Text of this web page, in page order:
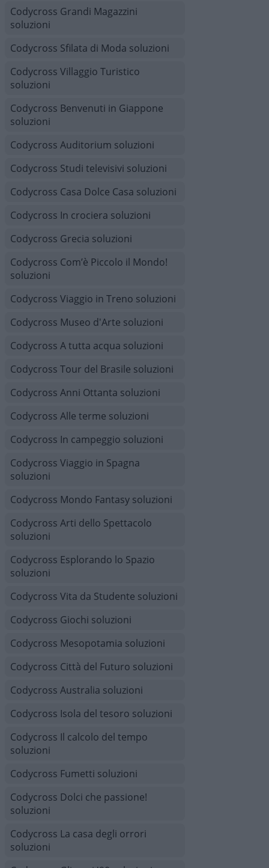
Codycross Grandi Magazzini
soluzioni
Codycross Sfilata di Moda soluzioni
Codycross Villaggio Turistico
soluzioni
Codycross Benvenuti in Giappone
soluzioni
Codycross Auditorium soluzioni
Codycross Studi televisivi soluzioni
Codycross Casa Dolce Casa soluzioni
Codycross In crociera soluzioni
Codycross Grecia soluzioni
Codycross Com’è Piccolo il Mondo!
soluzioni
Codycross Viaggio in Treno soluzioni
Codycross Museo d'Arte soluzioni
Codycross A tutta acqua soluzioni
Codycross Tour del Brasile soluzioni
Codycross Anni Ottanta soluzioni
Codycross Alle terme soluzioni
Codycross In campeggio soluzioni
Codycross Viaggio in Spagna
soluzioni
Codycross Mondo Fantasy soluzioni
Codycross Arti dello Spettacolo
soluzioni
Codycross Esplorando lo Spazio
soluzioni
Codycross Vita da Studente soluzioni
Codycross Giochi soluzioni
Codycross Mesopotamia soluzioni
Codycross Città del Futuro soluzioni
Codycross Australia soluzioni
Codycross Isola del tesoro soluzioni
Codycross Il calcolo del tempo
soluzioni
Codycross Fumetti soluzioni
Codycross Dolci che passione!
soluzioni
Codycross La casa degli orrori
soluzioni